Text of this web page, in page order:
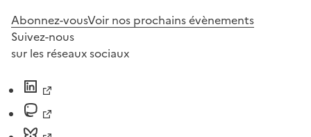
Abonnez-vousVoir nos prochains évènements
Suivez-nous
sur les réseaux sociaux